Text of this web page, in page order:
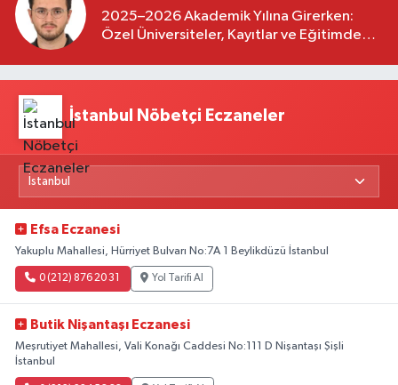
2025–2026 Akademik Yılına Girerken:
Özel Üniversiteler, Kayıtlar ve Eğitimde
İstanbul Nöbetçi Eczaneler
Efsa Eczanesi
Yakuplu Mahallesi, Hürriyet Bulvarı No:7A 1 Beylikdüzü İstanbul
0 (212) 876 20 31 Yol Tarifi Al
Butik Nişantaşı Eczanesi
Meşrutiyet Mahallesi, Vali Konağı Caddesi No:111 D Nişantaşı Şişli
İstanbul